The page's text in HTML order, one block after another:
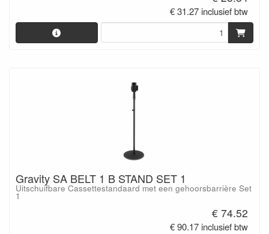
€ 31.27 inclusief btw
Gravity SA BELT 1 B STAND SET 1
Uitschuifbare Cassettestandaard met een gehoorsbarrière Set
1
€ 74.52
€ 90.17 inclusief btw